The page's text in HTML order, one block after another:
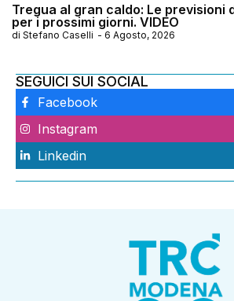
Tregua al gran caldo: Le previsioni
per i prossimi giorni. VIDEO
di Stefano Caselli - 6 Agosto, 2026
SEGUICI SUI SOCIAL
Facebook
Instagram
Linkedin